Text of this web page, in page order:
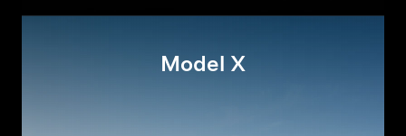
Model X